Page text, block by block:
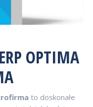
OPTIMA
to doskonałe